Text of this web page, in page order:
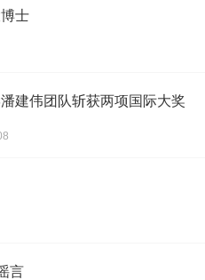
士
建伟团队斩获两项国际大奖
言